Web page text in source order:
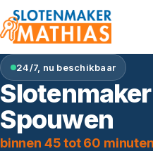
24/7, nu beschikbaar
Spouwen
binnen 45 tot 60